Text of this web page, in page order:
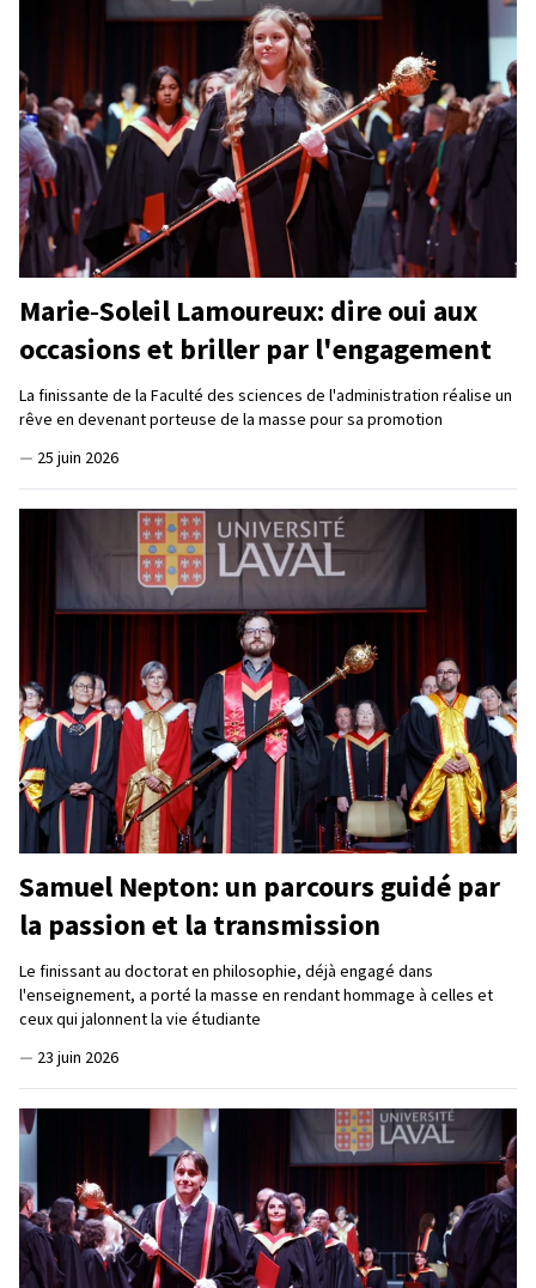
Marie‑Soleil Lamoureux: dire oui aux
occasions et briller par l'engagement
La finissante de la Faculté des sciences de l'administration réalise un
rêve en devenant porteuse de la masse pour sa promotion
— 25 juin 2026
Samuel Nepton: un parcours guidé par
la passion et la transmission
Le finissant au doctorat en philosophie, déjà engagé dans
l'enseignement, a porté la masse en rendant hommage à celles et
ceux qui jalonnent la vie étudiante
— 23 juin 2026